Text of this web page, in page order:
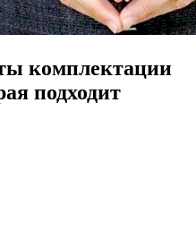
комплектации
подходит